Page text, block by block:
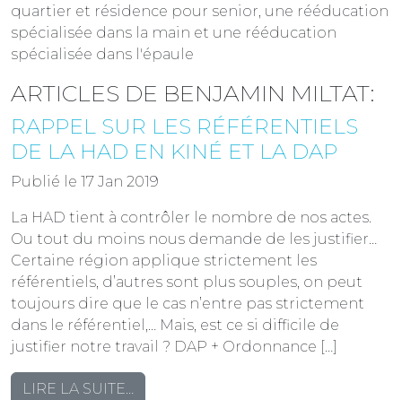
quartier et résidence pour senior, une rééducation
spécialisée dans la main et une rééducation
spécialisée dans l'épaule
ARTICLES DE BENJAMIN MILTAT:
RAPPEL SUR LES RÉFÉRENTIELS
DE LA HAD EN KINÉ ET LA DAP
Publié le 17 Jan 2019
La HAD tient à contrôler le nombre de nos actes.
Ou tout du moins nous demande de les justifier…
Certaine région applique strictement les
référentiels, d’autres sont plus souples, on peut
toujours dire que le cas n’entre pas strictement
dans le référentiel,… Mais, est ce si difficile de
justifier notre travail ? DAP + Ordonnance […]
LIRE LA SUITE…